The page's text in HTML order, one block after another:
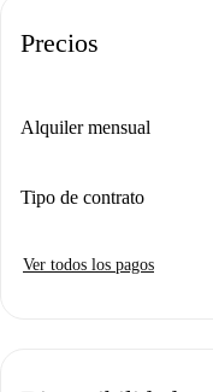
Precios
Alquiler mensual
Tipo de contrato
Ver todos los pagos